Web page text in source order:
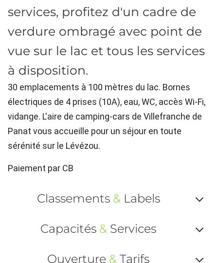
services, profitez d'un cadre de
verdure ombragé avec point de
vue sur le lac et tous les services
à disposition.
30 emplacements à 100 mètres du lac. Bornes
électriques de 4 prises (10A), eau, WC, accès Wi-Fi,
vidange. L'aire de camping-cars de Villefranche de
Panat vous accueille pour un séjour en toute
sérénité sur le Lévézou.
Paiement par CB
Classements &Labels
ou
Capacités & Services
Ouverture & Tarifs